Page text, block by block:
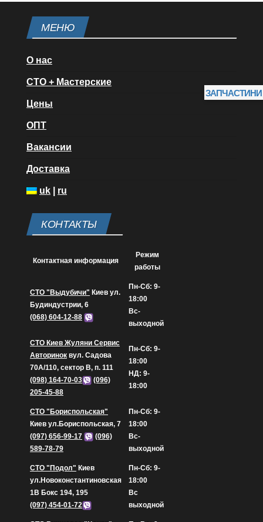
МЕНЮ
О нас
СТО + Мастерские
Цены
ОПТ
Вакансии
Доставка
uk ru
КОНТАКТЫ
Контактная информация
Режим
работы
СТО "Выдубичи" Киев ул.
Будиндустрии, 6
(068) 604-12-88
Пн-Сб: 9-
18:00
Вс-
выходной
СТО Киев Жуляни Сервис
Авторинок вул. Садова
70А/110, сектор В, п. 111
(098) 164-70-03
(096)
205-45-88
Пн-Сб: 9-
18:00
НД: 9-
18:00
СТО "Бориспольская"
Киев ул.Бориспольская, 7
(097) 656-99-17
(096)
589-78-79
Пн-Сб: 9-
18:00
Вс-
выходной
СТО "Подол" Киев
ул.Новоконстантиновская
1В Бокс 194, 195
(097) 454-01-72
Пн-Сб: 9-
18:00
Вс
выходной
ЗАПЧАСТИНИ